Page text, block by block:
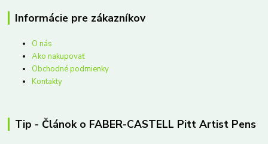
Informácie pre zákazníkov
O nás
Ako nakupovať
Obchodné podmienky
Kontakty
Tip - Článok o FABER-CASTELL Pitt Artist Pens